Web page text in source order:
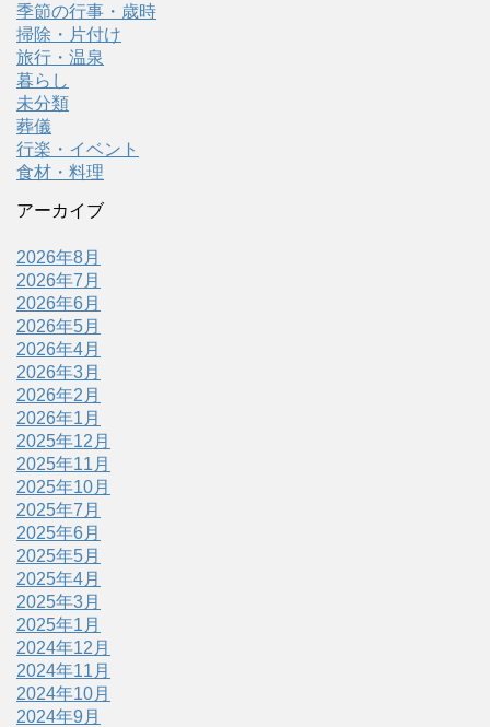
季節の行事・歳時
掃除・片付け
旅行・温泉
暮らし
未分類
葬儀
行楽・イベント
食材・料理
アーカイブ
2026年8月
2026年7月
2026年6月
2026年5月
2026年4月
2026年3月
2026年2月
2026年1月
2025年12月
2025年11月
2025年10月
2025年7月
2025年6月
2025年5月
2025年4月
2025年3月
2025年1月
2024年12月
2024年11月
2024年10月
2024年9月